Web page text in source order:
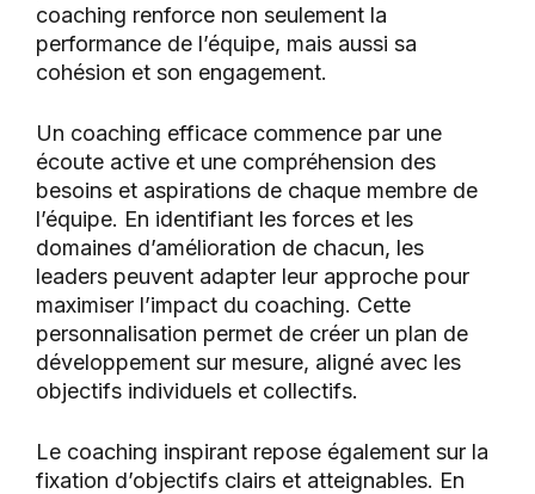
coaching renforce non seulement la
performance de l’équipe, mais aussi sa
cohésion et son engagement.
Un coaching efficace commence par une
écoute active et une compréhension des
besoins et aspirations de chaque membre de
l’équipe. En identifiant les forces et les
domaines d’amélioration de chacun, les
leaders peuvent adapter leur approche pour
maximiser l’impact du coaching. Cette
personnalisation permet de créer un plan de
développement sur mesure, aligné avec les
objectifs individuels et collectifs.
Le coaching inspirant repose également sur la
fixation d’objectifs clairs et atteignables. En